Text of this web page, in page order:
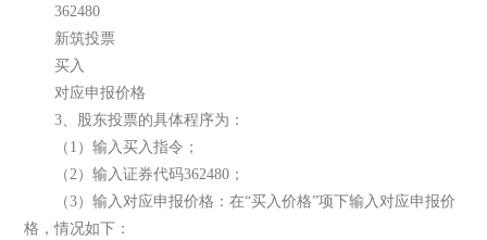
362480
新筑投票
买入
对应申报价格
3、股东投票的具体程序为：
（1）输入买入指令；
（2）输入证券代码362480；
（3）输入对应申报价格：在“买入价格”项下输入对应申报价
格，情况如下：